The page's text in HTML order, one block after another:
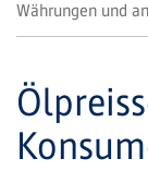
Währungen und